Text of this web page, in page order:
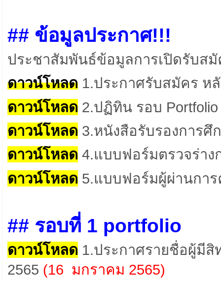
## ข้อมูลประกาศ!!!
ประชาสัมพันธ์ข้อมูลการเปิดรับส
ดาวน์โหลด 1.ประกาศรับสมัคร
ดาวน์โหลด 2.ปฏิทิน รอบ
ดาวน์โหลด 3.หนังสือรับรองการศึ
ดาวน์โหลด 4.แบบฟอร์มตรวจร่าง
ดาวน์โหลด 5.แบบฟอร์มผู้ผ่านการ
## รอบที่ 1 portfolio
ดาวน์โหลด 1.ประกาศรายชื่อผู้มี
2565 (16 มกราคม 2565)